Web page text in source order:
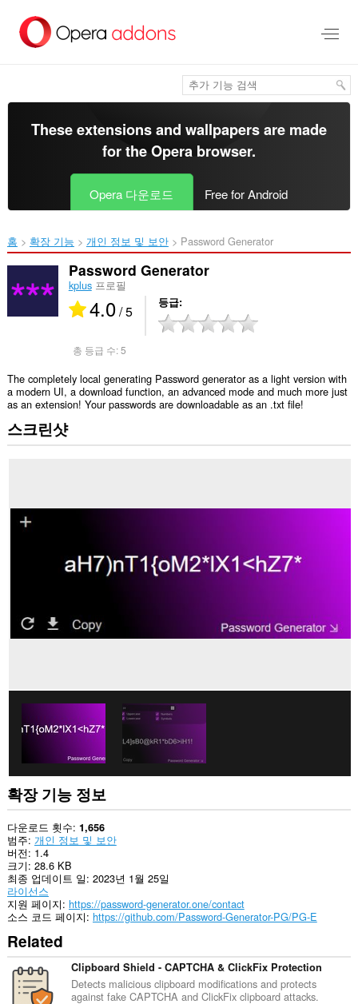
건
These extensions and wallpapers are made
for theOpera browser.
Opera 다운로드 Free for Android
홈 확장 기능 개인 정보 및 보안 Password Generator‎
Password Generator
kplus프로필
4.0/ 5 등급
총 등급 수:5
The completely local generating Password generator as a light version with
a modern UI, a download function, an advanced mode and much more just
as an extension! Your passwords are downloadable as an .txt file!
스크린샷
확장 기능 정보
다운로드 횟수 1,656
범주 개인 정보 및 보안
버전 1.4
크기 28.6 KB
최종 업데이트 일 2023년 1월 25일
라이선스
지원 페이지 https://password-generator.one/contact
소스 코드 페이지 https://github.com/Password-Generator-PG/PG-E
Related
Clipboard Shield - CAPTCHA & ClickFix Protection
Detects malicious clipboard modifications and protects
against fake CAPTCHA and ClickFix clipboard attacks.